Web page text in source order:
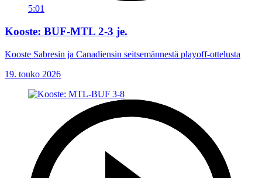
5:01
Kooste: BUF-MTL 2-3 je.
Kooste Sabresin ja Canadiensin seitsemännestä playoff-ottelusta
19. touko 2026